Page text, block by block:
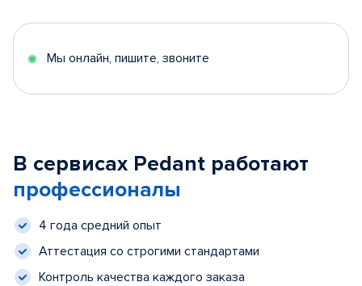
Мы онлайн, пишите, звоните
В сервисах Pedant работают
профессионалы
4 года средний опыт
Аттестация со строгими стандартами
Контроль качества каждого заказа